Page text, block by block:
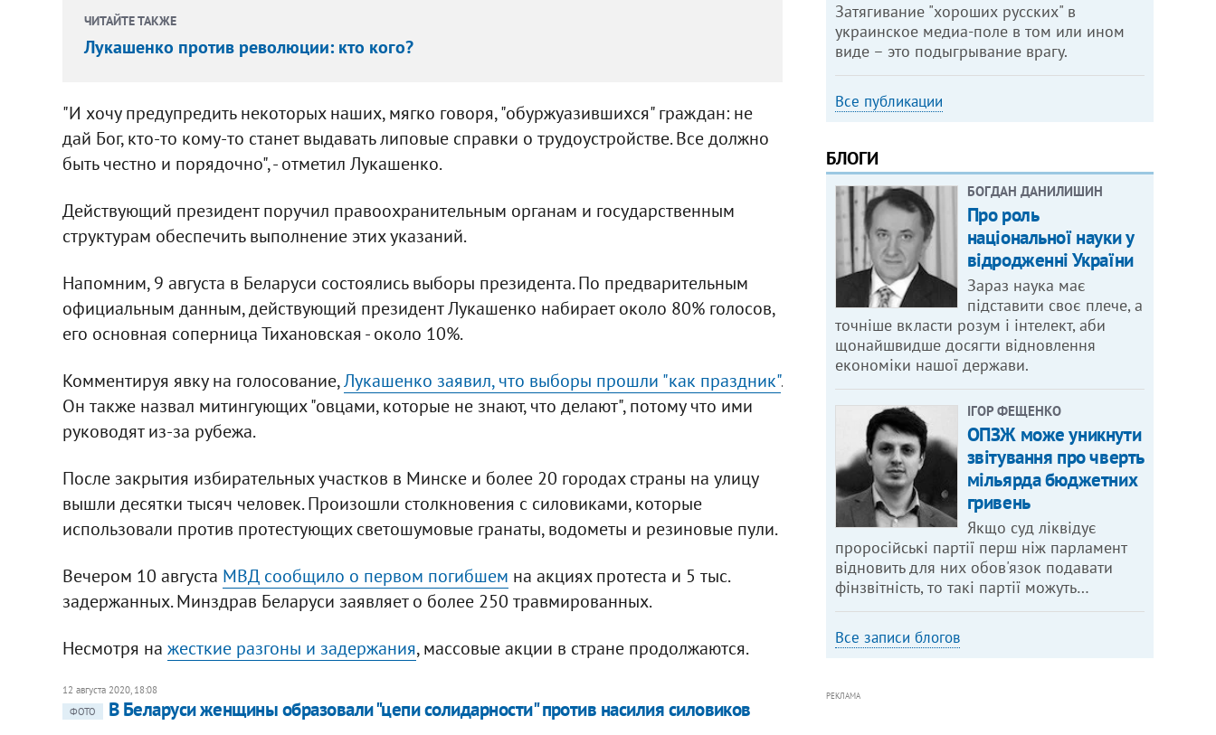
ЧИТАЙТЕ ТАКЖЕ
Лукашенко против революции: кто кого?
"И хочу предупредить некоторых наших, мягко говоря, "обуржуазившихся" граждан: не
дай Бог, кто-то кому-то станет выдавать липовые справки о трудоустройстве. Все должно
быть честно и порядочно", - отметил Лукашенко.
Действующий президент поручил правоохранительным органам и государственным
структурам обеспечить выполнение этих указаний.
Напомним, 9 августа в Беларуси состоялись выборы президента. По предварительным
официальным данным, действующий президент Лукашенко набирает около 80% голосов,
его основная соперница Тихановская - около 10%.
Комментируя явку на голосование,Лукашенко заявил, что выборы прошли "как праздник".
Он также назвал митингующих "овцами, которые не знают, что делают", потому что ими
руководят из-за рубежа.
После закрытия избирательных участков в Минске и более 20 городах страны на улицу
вышли десятки тысяч человек. Произошли столкновения с силовиками, которые
использовали против протестующих светошумовые гранаты, водометы и резиновые пули.
Вечером 10 августа МВД сообщило о первом погибшем на акциях протеста и 5 тыс.
задержанных. Минздрав Беларуси заявляет о более 250 травмированных.
Несмотря на жесткие разгоны и задержания, массовые акции в стране продолжаются.
12 августа 2020, 18:08
ФОТО
В Беларуси женщины образовали "цепи солидарности" против насилия силовиков
Затягивание "хороших русских" в
украинское медиа-поле в том или ином
виде – это подыгрывание врагу.
Все публикации
БЛОГИ
БОГДАН ДАНИЛИШИН
Про роль
національної науки у
відродженні України
Зараз наука має
підставити своє плече, а
точніше вкласти розум і інтелект, аби
щонайшвидше досягти відновлення
економіки нашої держави.
ІГОР ФЕЩЕНКО
ОПЗЖ може уникнути
звітування про чверть
мільярда бюджетних
гривень
Якщо суд ліквідує
проросійські партії перш ніж парламент
відновить для них обов'язок подавати
фінзвітність, то такі партії можуть…
Все записи блогов
РЕКЛАМА